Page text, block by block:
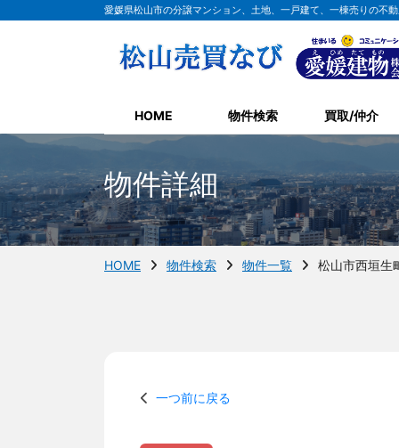
愛媛県松山市の分譲マンション、土地、一戸建て、一棟売りの不
HOME 物件検索 買取/仲介
物件詳細
HOME 物件検索 物件一覧 松山市西垣生
一つ前に戻る